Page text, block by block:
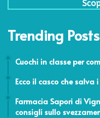
Trending Posts
Cuochi in classe per
Ecco il casco che
Farmacia Sapori di
consigli sullo